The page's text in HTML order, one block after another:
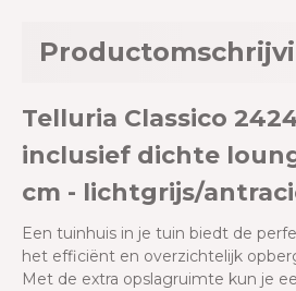
Telluria Classico
inclusief dichte
cm - lichtgrijs/
Een tuinhuis in je tuin biedt de
het efficiënt en overzichtelijk
Met de extra opslagruimte kun je